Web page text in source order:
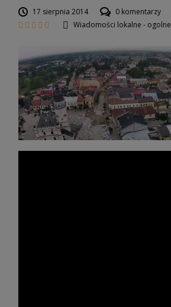
17 sierpnia 2014 0 komentarzy
Wiadomości lokalne - ogolne